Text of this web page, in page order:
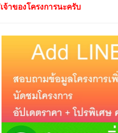
จ้าของโครงการนะครับ